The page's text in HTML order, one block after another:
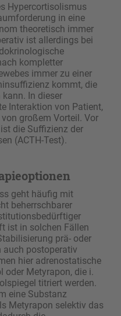
Hypercortisolismus
in eine
theoretisch ­immer
ist allerdings bei
kompletter
immer zu einer
kommt, die
In dieser
Interaktion von Patient,
großem Vorteil. Vor
die Suffizienz der
(ACTH-Test).
geht häufig mit
beherrschbarer
ist in solchen Fällen
prä- oder
auch postoperativ
hier adrenostatische
oder Metyrapon, die i.
titriert werden.
eine Substanz
Metyrapon selektiv das